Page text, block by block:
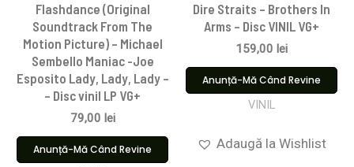
Flashdance (Original
Soundtrack From The
Motion Picture) – Michael
Sembello Maniac -Joe
Esposito Lady, Lady, Lady –
– Disc vinil LP VG+
79,00 lei
Anunță-Mă Când Revine
Dire Straits ‎– Brothers In
Arms – Disc VINIL VG+
159,00 lei
Anunță-Mă Când Revine
VINIL
Adaugă la Wishlist